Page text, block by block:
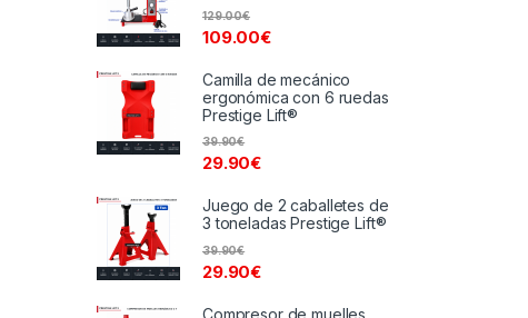
109.00€
129.00€
Camilla de mecánico
ergonómica con 6 ruedas
Prestige Lift®
29.90€
39.90€
Juego de 2 caballetes de
3 toneladas Prestige Lift®
29.90€
39.90€
Compresor de muelles